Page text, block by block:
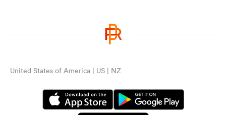
United States of America | US | NZ